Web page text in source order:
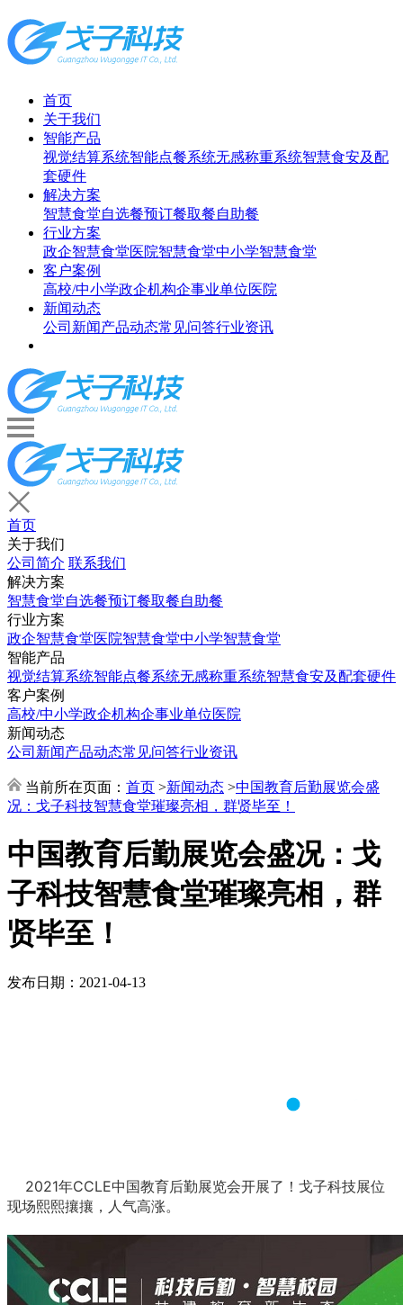
首页
关于我们
智能产品
视觉结算系统智能点餐系统无感称重系统智慧食安及配
套硬件
解决方案
智慧食堂自选餐预订餐取餐自助餐
行业方案
政企智慧食堂医院智慧食堂中小学智慧食堂
客户案例
高校/中小学政企机构企事业单位医院
新闻动态
公司新闻产品动态常见问答行业资讯
首页
关于我们
公司简介 联系我们
解决方案
智慧食堂自选餐预订餐取餐自助餐
行业方案
政企智慧食堂医院智慧食堂中小学智慧食堂
智能产品
视觉结算系统智能点餐系统无感称重系统智慧食安及配套硬件
客户案例
高校/中小学政企机构企事业单位医院
新闻动态
公司新闻产品动态常见问答行业资讯
当前所在页面： 首页 >新闻动态 >中国教育后勤展览会盛
况：戈子科技智慧食堂璀璨亮相，群贤毕至！
中国教育后勤展览会盛况：戈
子科技智慧食堂璀璨亮相，群
贤毕至！
发布日期：2021-04-13
2021年CCLE中国教育后勤展览会开展了！戈子科技展位
现场熙熙攘攘，人气高涨。